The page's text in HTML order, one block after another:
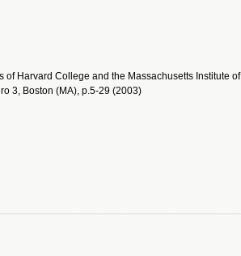
of Harvard College and the Massachusetts Institute of
3, Boston (MA), p.5-29 (2003)